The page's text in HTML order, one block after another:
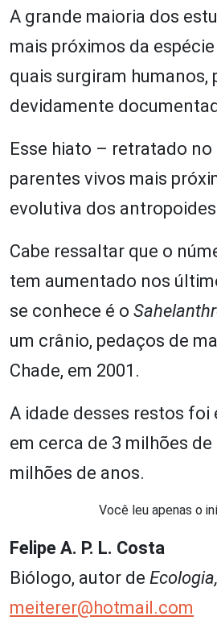
A grande maioria dos
mais próximos da
quais surgiram humanos,
devidamente
Esse hiato – retratado no
parentes vivos mais
evolutiva dos
Cabe ressaltar que o
tem aumentado nos
se conhece é o
um crânio, pedaços de
Chade, em 2001.
A idade desses restos foi
em cerca de 3 milhões
milhões de anos.
Você leu apenas o
Felipe A. P. L. Costa
Biólogo, autor de
meiterer@hotmail.com